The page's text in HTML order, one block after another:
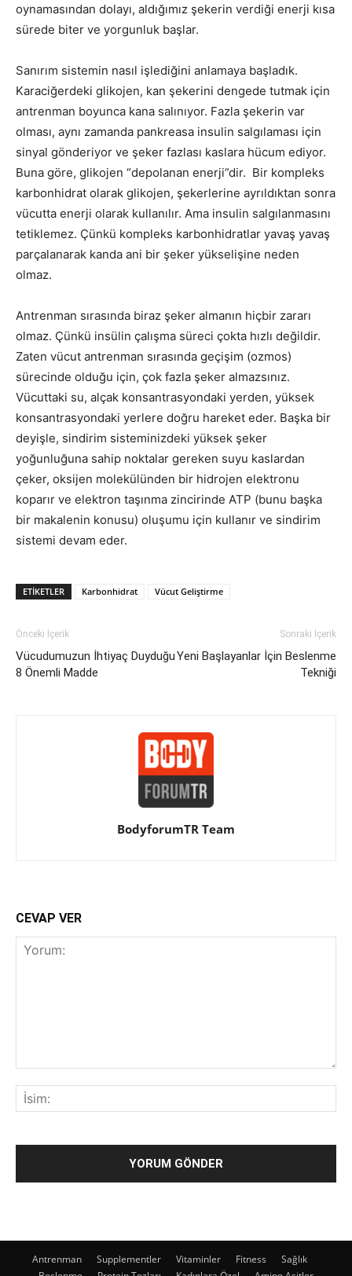
oynamasından dolayı, aldığımız şekerin verdiği enerji kısa
sürede biter ve yorgunluk başlar.
Sanırım sistemin nasıl işlediğini anlamaya başladık.
Karaciğerdeki glikojen, kan şekerini dengede tutmak için
antrenman boyunca kana salınıyor. Fazla şekerin var
olması, aynı zamanda pankreasa insulin salgılaması için
sinyal gönderiyor ve şeker fazlası kaslara hücum ediyor.
Buna göre, glikojen “depolanan enerji”dir. Bir kompleks
karbonhidrat olarak glikojen, şekerlerine ayrıldıktan sonra
vücutta enerji olarak kullanılır. Ama insulin salgılanmasını
tetiklemez. Çünkü kompleks karbonhidratlar yavaş yavaş
parçalanarak kanda ani bir şeker yükselişine neden
olmaz.
Antrenman sırasında biraz şeker almanın hiçbir zararı
olmaz. Çünkü insülin çalışma süreci çokta hızlı değildir.
Zaten vücut antrenman sırasında geçişim (ozmos)
sürecinde olduğu için, çok fazla şeker almazsınız.
Vücuttaki su, alçak konsantrasyondaki yerden, yüksek
konsantrasyondaki yerlere doğru hareket eder. Başka bir
deyişle, sindirim sisteminizdeki yüksek şeker
yoğunluğuna sahip noktalar gereken suyu kaslardan
çeker, oksijen molekülünden bir hidrojen elektronu
koparır ve elektron taşınma zincirinde ATP (bunu başka
bir makalenin konusu) oluşumu için kullanır ve sindirim
sistemi devam eder.
ETIKETLER Karbonhidrat Vücut Geliştirme
Önceki İçerik
Vücudumuzun İhtiyaç Duyduğu
8 Önemli Madde
Sonraki İçerik
Yeni Başlayanlar İçin Beslenme
Tekniği
BodyforumTR Team
CEVAP VER
Antrenman Supplementler Vitaminler Fitness
Sağlık